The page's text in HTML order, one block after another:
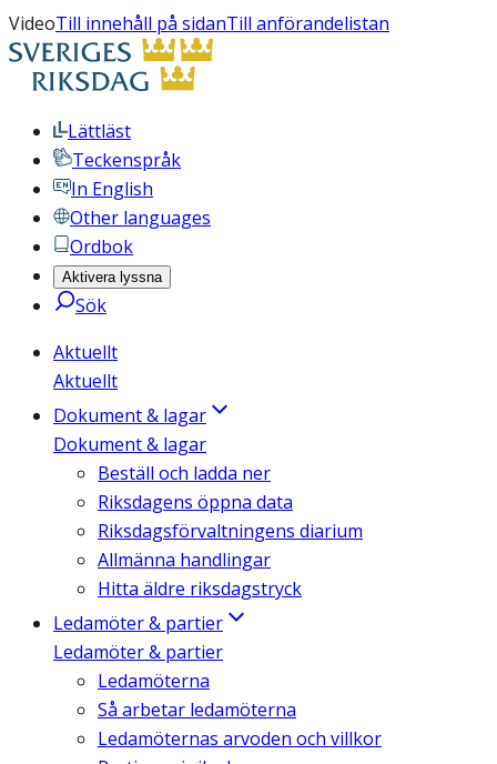
VideoTill innehåll på sidanTill anförandelistan
Lättläst
Teckenspråk
In English
Other languages
Ordbok
Aktivera lyssna
Sök
Aktuellt
Aktuellt
Dokument & lagar
Dokument & lagar
Beställ och ladda ner
Riksdagens öppna data
Riksdagsförvaltningens diarium
Allmänna handlingar
Hitta äldre riksdagstryck
Ledamöter & partier
Ledamöter & partier
Ledamöterna
Så arbetar ledamöterna
Ledamöternas arvoden och villkor